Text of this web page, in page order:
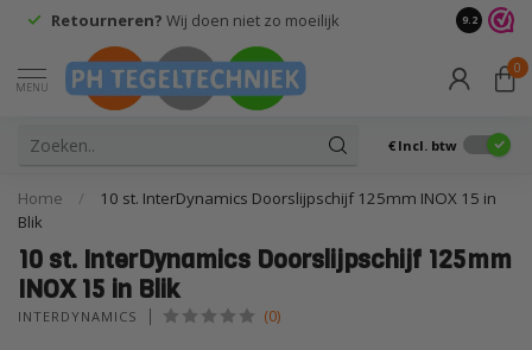
Retourneren? Wij doen niet zo moeilijk 9.2
MENU
0
€ Incl. btw
Home /
10 st. InterDynamics Doorslijpschijf 125mm INOX 15 in
Blik
10 st. InterDynamics Doorslijpschijf 125mm
INOX 15 in Blik
INTERDYNAMICS (0)